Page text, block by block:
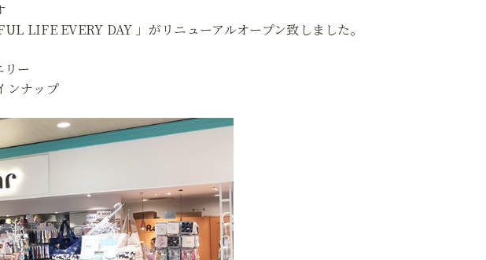
LIFE EVERY DAY 」がリニューアルオープン致しました。
ー
ンナップ